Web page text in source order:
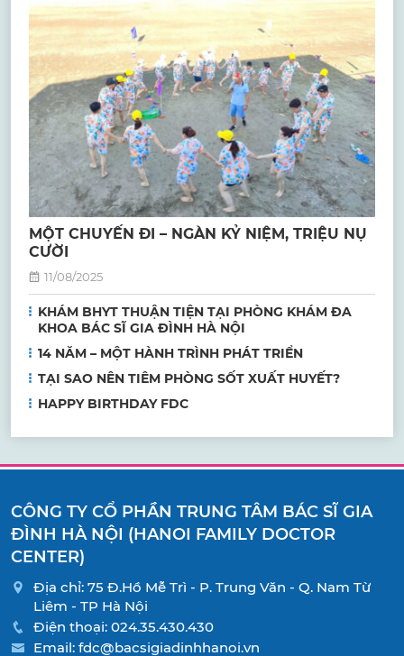
MỘT CHUYẾN ĐI – NGÀN KỶ NIỆM, TRIỆU NỤ
CƯỜI
11/08/2025
KHÁM BHYT THUẬN TIỆN TẠI PHÒNG KHÁM ĐA
KHOA BÁC SĨ GIA ĐÌNH HÀ NỘI
14 NĂM – MỘT HÀNH TRÌNH PHÁT TRIỂN
TẠI SAO NÊN TIÊM PHÒNG SỐT XUẤT HUYẾT?
HAPPY BIRTHDAY FDC
CÔNG TY CỔ PHẦN TRUNG TÂM BÁC SĨ GIA
ĐÌNH HÀ NỘI (HANOI FAMILY DOCTOR
CENTER)
Địa chỉ: 75 Đ.Hồ Mễ Trì - P. Trung Văn - Q. Nam Từ
Liêm - TP Hà Nội
Điện thoại: 024.35.430.430
Email: fdc@bacsigiadinhhanoi.vn